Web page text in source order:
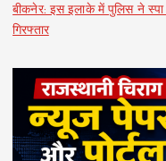
बीकनेर: इस इलाके में पुलिस ने स्पा
गिरफ्तार